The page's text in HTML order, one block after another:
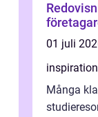
01 juli
inspiration
Många